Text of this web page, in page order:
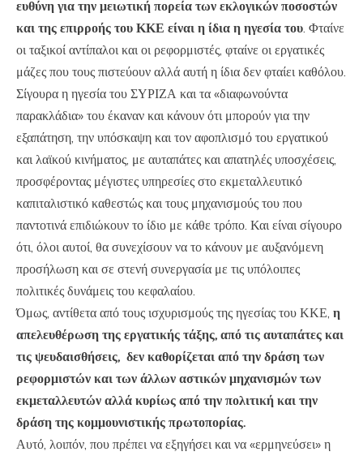
ευθύνη για την μειωτική πορεία των εκλογικών ποσοστών
και της επιρροής του ΚΚΕ είναι η ίδια η ηγεσία του . Φταίνε
οι ταξικοί αντίπαλοι και οι ρεφορμιστές, φταίνε οι εργατικές
μάζες που τους πιστεύουν αλλά αυτή η ίδια δεν φταίει καθόλου.
Σίγουρα η ηγεσία του ΣΥΡΙΖΑ και τα «διαφωνούντα
παρακλάδια» του έκαναν και κάνουν ότι μπορούν για την
εξαπάτηση, την υπόσκαψη και τον αφοπλισμό του εργατικού
και λαϊκού κινήματος, με αυταπάτες και απατηλές υποσχέσεις,
προσφέροντας μέγιστες υπηρεσίες στο εκμεταλλευτικό
καπιταλιστικό καθεστώς και τους μηχανισμούς του που
παντοτινά επιδιώκουν το ίδιο με κάθε τρόπο. Και είναι σίγουρο
ότι, όλοι αυτοί, θα συνεχίσουν να το κάνουν με αυξανόμενη
προσήλωση και σε στενή συνεργασία με τις υπόλοιπες
πολιτικές δυνάμεις του κεφαλαίου.
Όμως, αντίθετα από τους ισχυρισμούς της ηγεσίας του ΚΚΕ, η
απελευθέρωση της εργατικής τάξης, από τις αυταπάτες και
τις ψευδαισθήσεις, δεν καθορίζεται από την δράση των
ρεφορμιστών και των άλλων αστικών μηχανισμών των
εκμεταλλευτών αλλά κυρίως από την πολιτική και την
δράση της κομμουνιστικής πρωτοπορίας.
Αυτό, λοιπόν, που πρέπει να εξηγήσει και να «ερμηνεύσει» η